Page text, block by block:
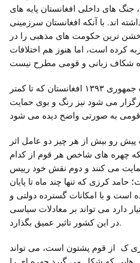
جنگ های داخلی افغانستان پایه های
اند. با آنکه افغانستان سرزمینی
ترین حکومت های مذهبی را در
کرده است، اما هنوز هم اختلافات
در انتخابات ریاست جمهوری ۱۳۹۳ افغانستان که تا کمتر
می شود نیز رنگ و بوی حمایت
پیش رو بیش از هر چیز دو عامل اثر
چهره های شاخص هر قوم از کدام
حمایت می کنند و دوم نقش خود رییس
کرزی که تنها چند ماه تا پایان
است و با امکانات گسترده دولتی و
دارد می تواند بر معادلات سیاسی
در این کشور تاثیر عمیق بگذارد.
ک از قوم پشتون است، می تواند